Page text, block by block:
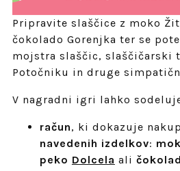
Pripravite slaščice z moko
čokolado Gorenjka ter se
mojstra slaščic, slaščičarski
Potočniku in druge
V nagradni igri lahko
račun, ki dokazuje nakup
navedenih izdelkov:
peko Dolcela ali